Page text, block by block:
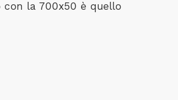
con la 700x50 è quello